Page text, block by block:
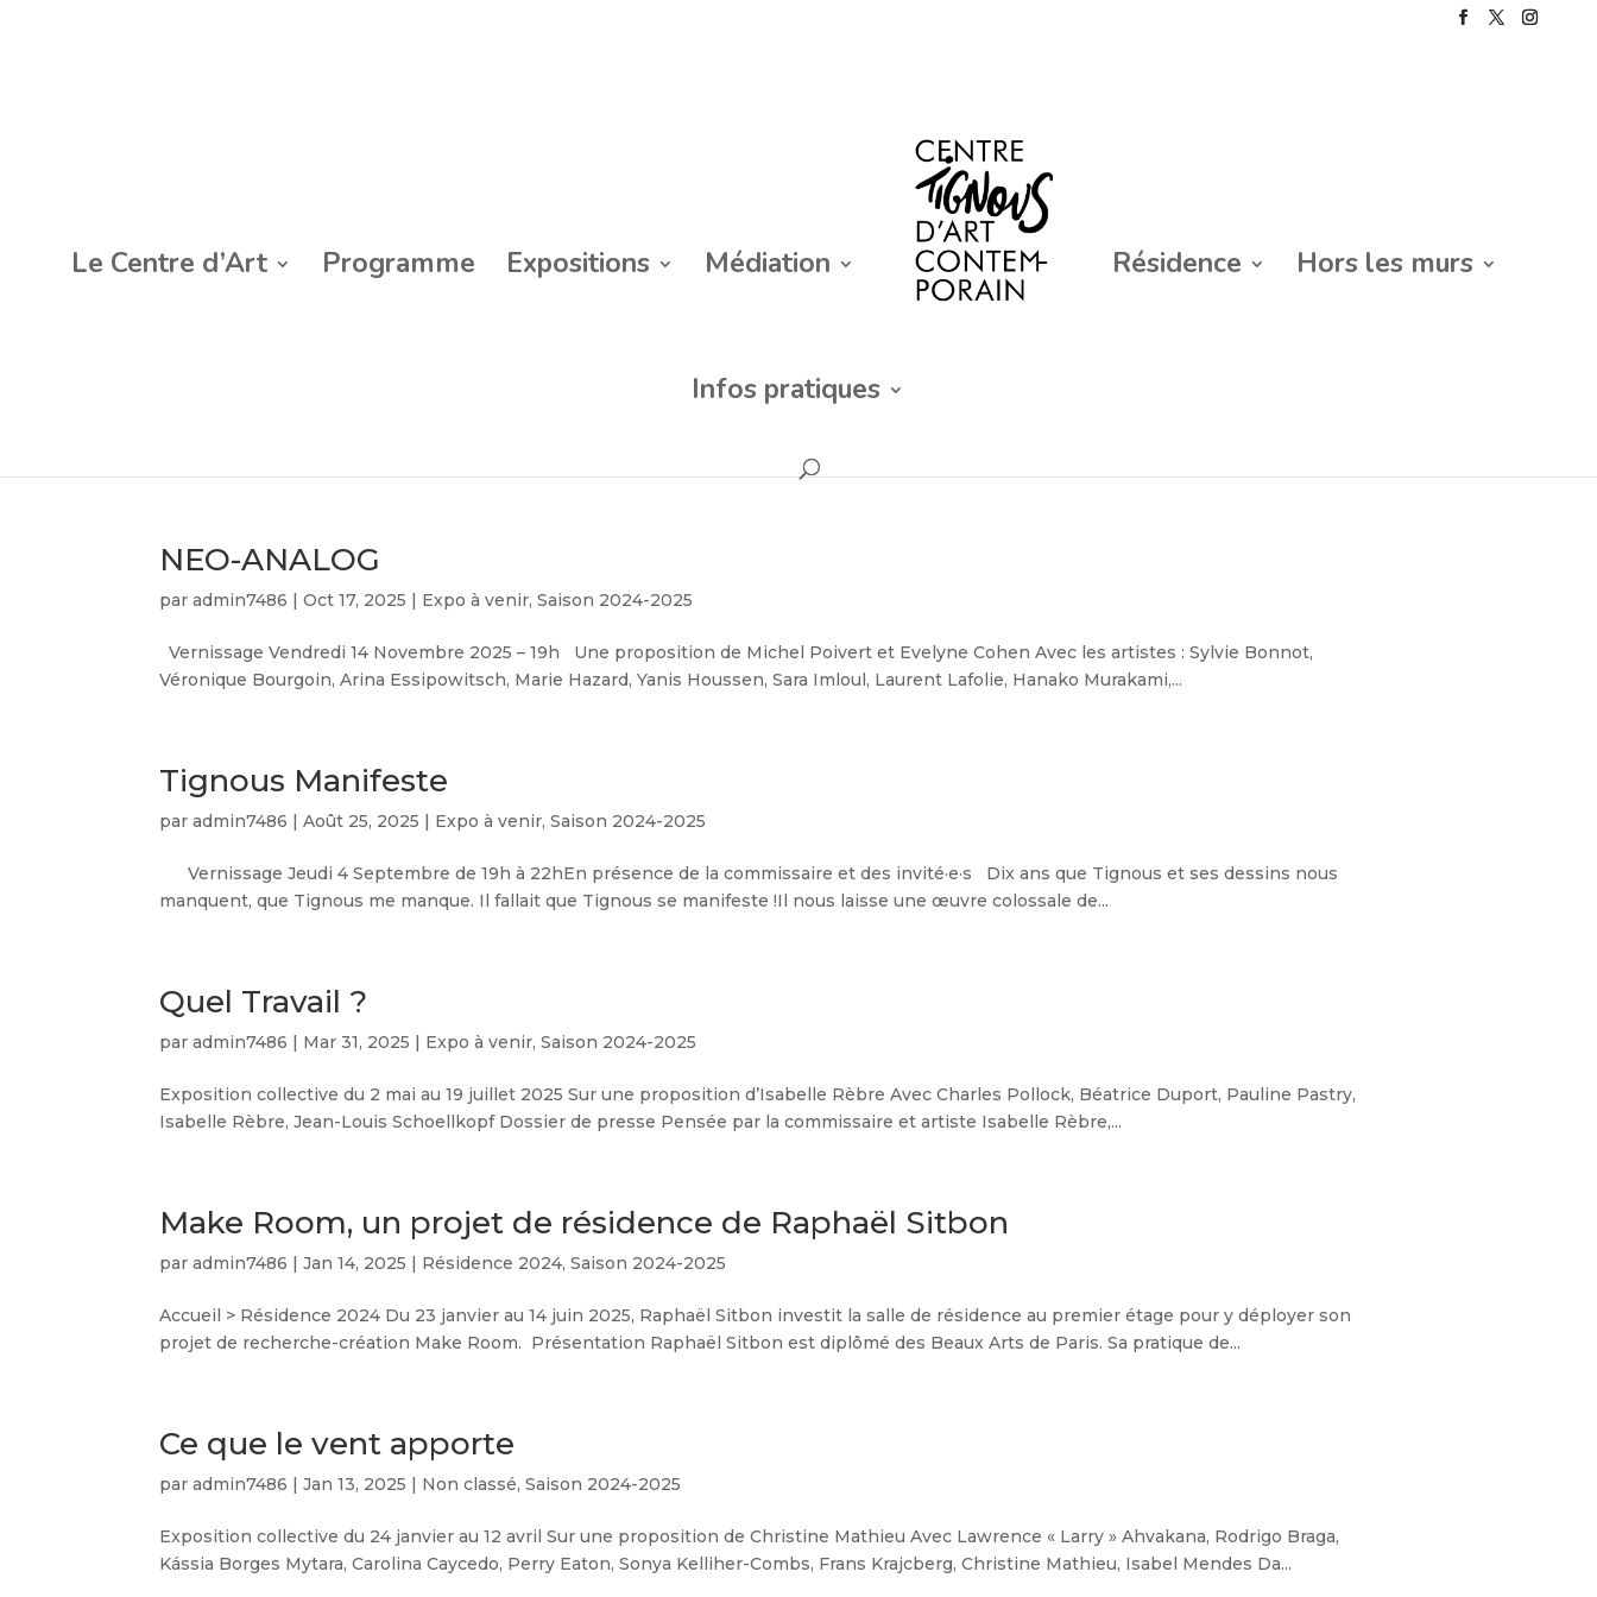
Le Centre d’Art Programme Expositions Médiation Résidence Hors les murs
Infos pratiques
NEO-ANALOG
paradmin7486 |Oct 17, 2025 | Expo à venir,Saison 2024-2025
Vernissage Vendredi 14 Novembre 2025 – 19h Une proposition de Michel Poivert et Evelyne Cohen Avec les artistes : Sylvie Bonnot,
Véronique Bourgoin, Arina Essipowitsch, Marie Hazard, Yanis Houssen, Sara Imloul, Laurent Lafolie, Hanako Murakami,...
Tignous Manifeste
paradmin7486 |Août 25, 2025 | Expo à venir,Saison 2024-2025
Vernissage Jeudi 4 Septembre de 19h à 22hEn présence de la commissaire et des invité·e·s Dix ans que Tignous et ses dessins nous
manquent, que Tignous me manque. Il fallait que Tignous se manifeste !Il nous laisse une œuvre colossale de...
Quel Travail ?
paradmin7486 | Mar 31, 2025 | Expo à venir,Saison 2024-2025
Exposition collective du 2 mai au 19 juillet 2025 Sur une proposition d’Isabelle Rèbre Avec Charles Pollock, Béatrice Duport, Pauline Pastry,
Isabelle Rèbre, Jean-Louis Schoellkopf Dossier de presse Pensée par la commissaire et artiste Isabelle Rèbre,...
Make Room, un projet de résidence de Raphaël Sitbon
paradmin7486 |Jan 14, 2025 | Résidence 2024,Saison 2024-2025
Accueil > Résidence 2024 Du 23 janvier au 14 juin 2025, Raphaël Sitbon investit la salle de résidence au premier étage pour y déployer son
projet de recherche-création Make Room. Présentation Raphaël Sitbon est diplômé des Beaux Arts de Paris. Sa pratique de...
Ce que le vent apporte
paradmin7486 |Jan 13, 2025 | Non classé,Saison 2024-2025
Exposition collective du 24 janvier au 12 avril Sur une proposition de Christine Mathieu Avec Lawrence « Larry » Ahvakana, Rodrigo Braga,
Kássia Borges Mytara, Carolina Caycedo, Perry Eaton, Sonya Kelliher-Combs, Frans Krajcberg, Christine Mathieu, Isabel Mendes Da...